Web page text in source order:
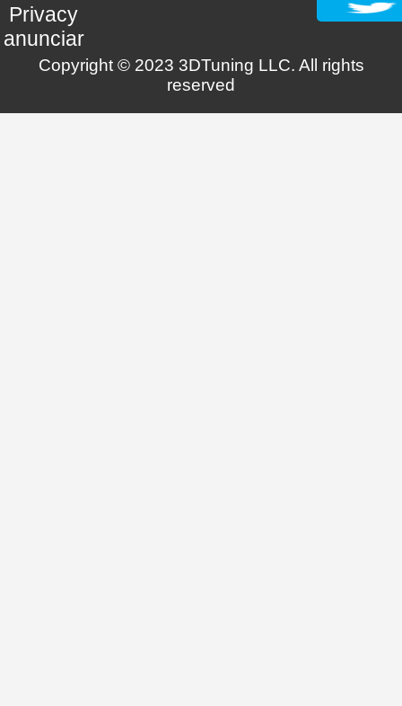
Privacy
anunciar
Copyright © 2023 3DTuning LLC. All rights
reserved